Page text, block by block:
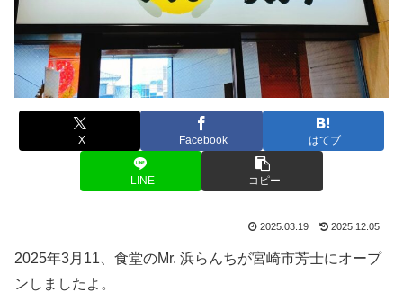
X Facebook はてブ
LINE コピー
2025.03.19 2025.12.05
2025年3月11、食堂のMr. 浜らんちが宮崎市芳士にオープ
ンしましたよ。